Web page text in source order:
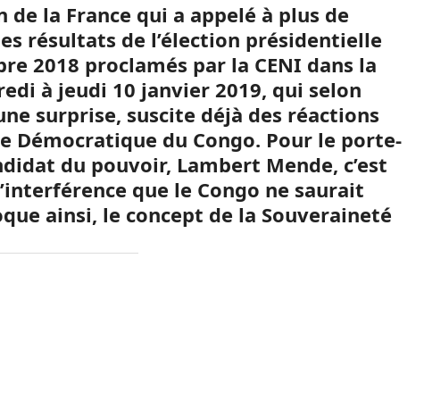
de la France qui a appelé à plus de
résultats de l’élection présidentielle
2018 proclamés par la CENI dans la
à jeudi 10 janvier 2019, qui selon
surprise, suscite déjà des réactions
Démocratique du Congo. Pour le porte-
du pouvoir, Lambert Mende, c’est
que le Congo ne saurait
ainsi, le concept de la Souveraineté